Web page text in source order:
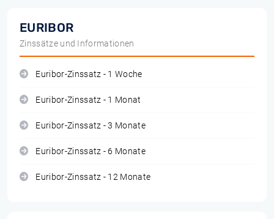
EURIBOR
Zinssätze und Informationen
Euribor-Zinssatz - 1 Woche
Euribor-Zinssatz - 1 Monat
Euribor-Zinssatz - 3 Monate
Euribor-Zinssatz - 6 Monate
Euribor-Zinssatz - 12 Monate